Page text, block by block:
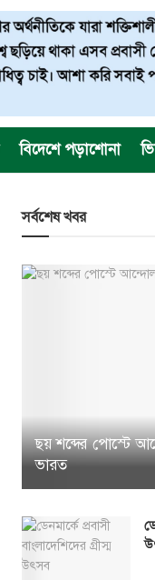
বিদেশে পড়াশোনা
সর্বশেষ খবর
ছয় শব্দের পোস্টে
ভারত